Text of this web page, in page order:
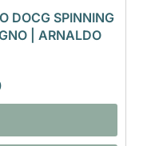
DOCG SPINNING
| ARNALDO